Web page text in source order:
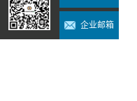
企业邮箱